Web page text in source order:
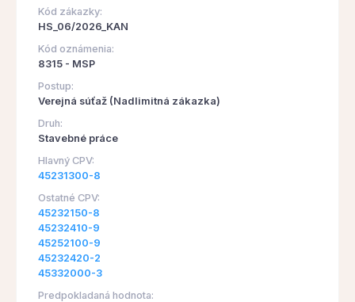
Kód zákazky:
HS_06/2026_KAN
Kód oznámenia:
8315 - MSP
Postup:
Verejná súťaž (Nadlimitná zákazka)
Druh:
Stavebné práce
Hlavný CPV:
45231300-8
Ostatné CPV:
45232150-8
45232410-9
45252100-9
45232420-2
45332000-3
Predpokladaná hodnota: